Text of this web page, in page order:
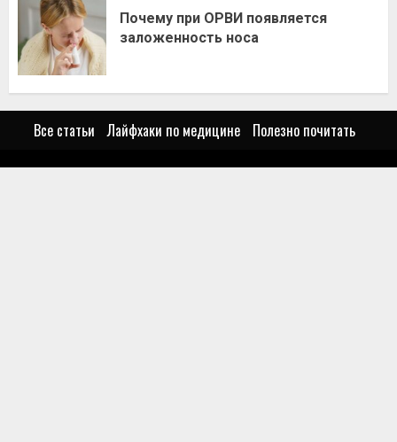
Почему при ОРВИ появляется
заложенность носа
Все статьи Лайфхаки по медицине Полезно почитать